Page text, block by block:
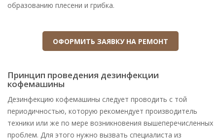
образованию плесени и грибка.
ОФОРМИТЬ ЗАЯВКУ НА РЕМОНТ
Принцип проведения дезинфекции
кофемашины
Дезинфекцию кофемашины следует проводить с той
периодичностью, которую рекомендует производитель
техники или же по мере возникновения вышеперечисленных
проблем. Для этого нужно вызвать специалиста из